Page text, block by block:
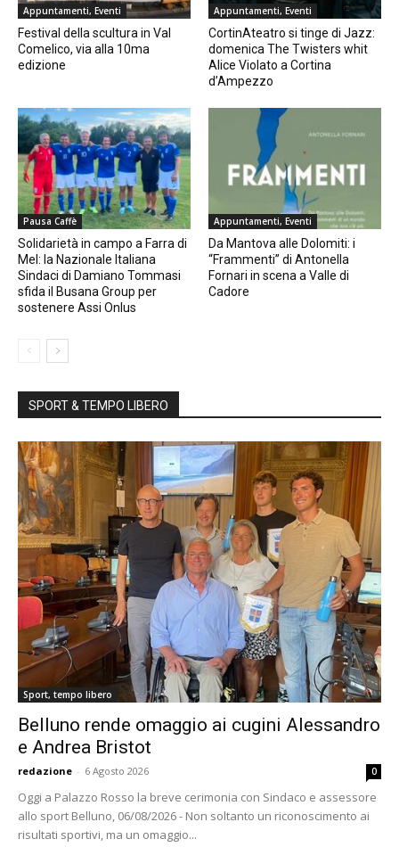
Appuntamenti, Eventi
Festival della scultura in Val
Comelico, via alla 10ma
edizione
Appuntamenti, Eventi
CortinAteatro si tinge di Jazz:
domenica The Twisters whit
Alice Violato a Cortina
d’Ampezzo
Pausa Caffè
Solidarietà in campo a Farra di
Mel: la Nazionale Italiana
Sindaci di Damiano Tommasi
sfida il Busana Group per
sostenere Assi Onlus
Appuntamenti, Eventi
Da Mantova alle Dolomiti: i
“Frammenti” di Antonella
Fornari in scena a Valle di
Cadore
SPORT & TEMPO LIBERO
Sport, tempo libero
Belluno rende omaggio ai cugini Alessandro
e Andrea Bristot
redazione - 6 Agosto 2026 0
Oggi a Palazzo Rosso la breve cerimonia con Sindaco e assessore
allo sport Belluno, 06/08/2026 - Non soltanto un riconoscimento ai
risultati sportivi, ma un omaggio...